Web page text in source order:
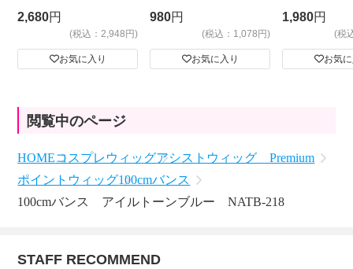
2,680円
(税込：2,948円)
お気に入り
980円
(税込：1,078円)
お気に入り
ビッグサイ
1,980円
(税
お気
閲覧中のページ
HOMEコスプレウィッグアシストウィッグ Premium
ポイントウィッグ100cmバンス
100cmバンス アイルトーンブルー NATB-218
STAFF RECOMMEND